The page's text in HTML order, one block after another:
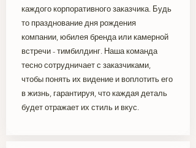
каждого корпоративного заказчика. Будь
то празднование дня рождения
компании, юбилея бренда или камерной
встречи - тимбилдинг. Наша команда
тесно сотрудничает с заказчиками,
чтобы понять их видение и воплотить его
в жизнь, гарантируя, что каждая деталь
будет отражает их стиль и вкус.